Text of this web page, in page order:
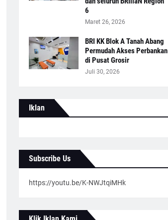
6
Maret 26, 2026
BRI KK Blok A Tanah Abang
Permudah Akses Perbankan
di Pusat Grosir
Juli 30, 2026
Iklan
Subscribe Us
https://youtu.be/K-NWJtqiMHk